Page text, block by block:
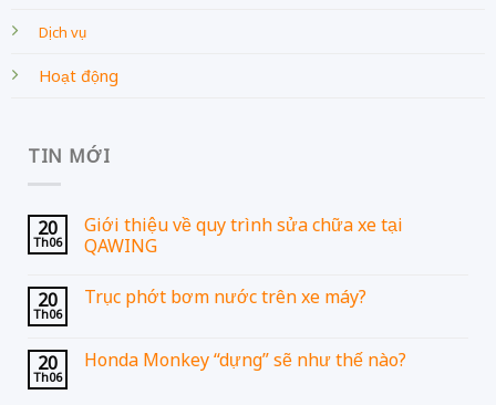
Dịch vụ
Hoạt động
TIN MỚI
20
Th06
Giới thiệu về quy trình sửa chữa xe tại
QAWING
20
Th06
Trục phớt bơm nước trên xe máy?
20
Th06
Honda Monkey “dựng” sẽ như thế nào?